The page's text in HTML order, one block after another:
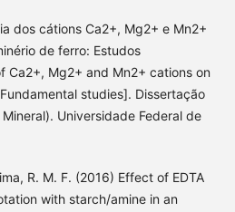
dos cátions Ca2+, Mg2+ e Mn2+
de ferro: Estudos
Ca2+, Mg2+ and Mn2+ cations on
studies]. Dissertação
Universidade Federal de
R. M. F. (2016) Effect of EDTA
with starch/amine in an